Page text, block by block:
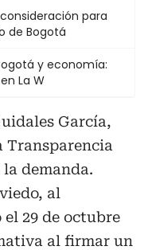
para
de Bogotá
y economía:
La W
García,
Transparencia
demanda.
al
29 de octubre
al firmar un